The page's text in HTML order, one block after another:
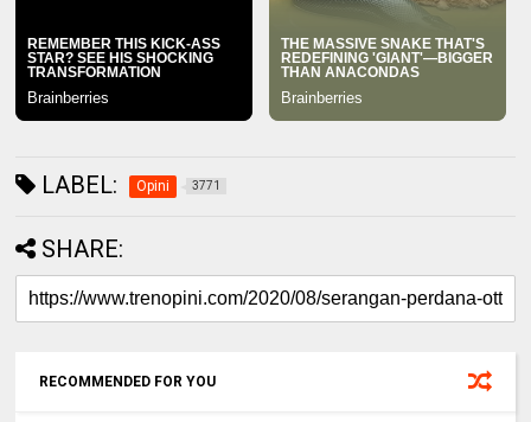
LABEL: Opini 3771
SHARE:
RECOMMENDED FOR YOU